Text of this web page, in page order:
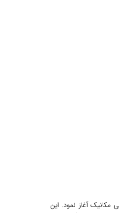
رشته مهندسی مکانیک آغاز نمود. این